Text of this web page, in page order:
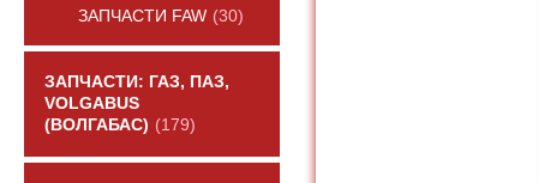
ЗАПЧАСТИ FAW (30)
ЗАПЧАСТИ: ГАЗ, ПАЗ,
VOLGABUS
(ВОЛГАБАС) (179)